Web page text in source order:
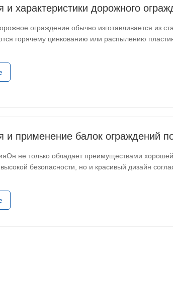
и характеристики дорожного
ограждение обычно изготавливается из
горячему цинкованию или распылению
и применение балок ограждений
не только обладает преимуществами
безопасности, но и красивый дизайн